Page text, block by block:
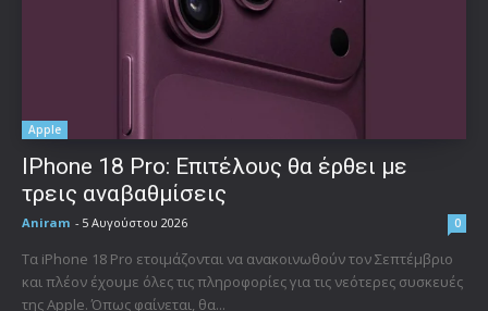
Apple
IPhone 18 Pro: Επιτέλους θα έρθει με
τρεις αναβαθμίσεις
Aniram - 5 Αυγούστου 2026 0
Τα iPhone 18 Pro ετοιμάζονται να ανακοινωθούν τον Σεπτέμβριο
και πλέον έχουμε όλες τις πληροφορίες για τις νεότερες συσκευές
της Apple. Όπως φαίνεται, θα...